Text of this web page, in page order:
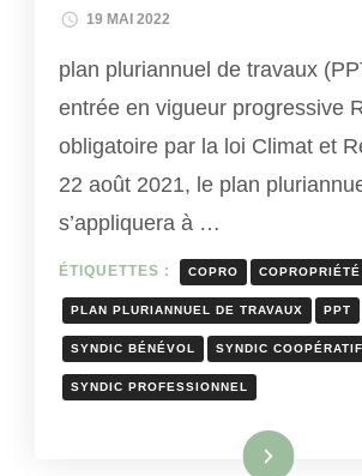
19 MAI 2022
plan pluriannuel de travaux
entrée en vigueur progressive
obligatoire par la loi Climat et
22 août 2021, le plan
s’appliquera à …
ÉTIQUETTES : COPRO COPROPRIÉTÉ
PLAN PLURIANNUEL DE TRAVAUX PPT
SYNDIC BÉNÉVOL SYNDIC COOPÉRATIF
SYNDIC PROFESSIONNEL
Lire la suite